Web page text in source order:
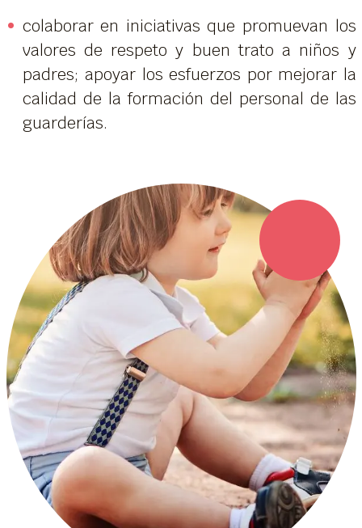
colaborar en iniciativas que promuevan los
valores de respeto y buen trato a niños y
padres; apoyar los esfuerzos por mejorar la
calidad de la formación del personal de las
guarderías.